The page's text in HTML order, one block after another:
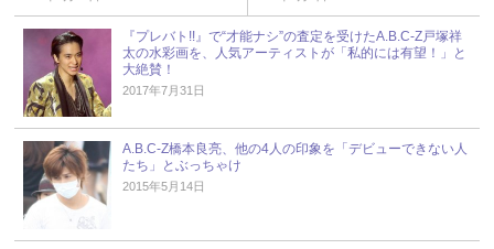
『プレバト!!』で“才能ナシ”の査定を受けたA.B.C-Z戸塚祥
太の水彩画を、人気アーティストが「私的には有望！」と
大絶賛！
2017年7月31日
A.B.C-Z橋本良亮、他の4人の印象を「デビューできない人
たち」とぶっちゃけ
2015年5月14日